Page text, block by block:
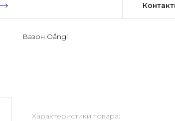
Вазон Oångi
Характеристики товара: